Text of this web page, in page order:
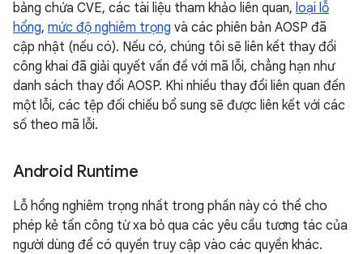
bảng chứa CVE, các tài liệu tham khảo liên quan, loại lỗ
hổng, mức độ nghiêm trọng và các phiên bản AOSP đã
cập nhật (nếu có). Nếu có, chúng tôi sẽ liên kết thay đổi
công khai đã giải quyết vấn đề với mã lỗi, chẳng hạn như
danh sách thay đổi AOSP. Khi nhiều thay đổi liên quan đến
một lỗi, các tệp đối chiếu bổ sung sẽ được liên kết với các
số theo mã lỗi.
Android Runtime
Lỗ hổng nghiêm trọng nhất trong phần này có thể cho
phép kẻ tấn công từ xa bỏ qua các yêu cầu tương tác của
người dùng để có quyền truy cập vào các quyền khác.